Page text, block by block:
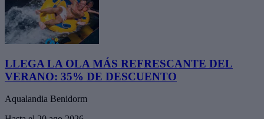
LLEGA LA OLA MÁS REFRESCANTE DEL
VERANO: 35% DE DESCUENTO
Aqualandia Benidorm